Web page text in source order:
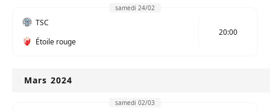
samedi 24/02
TSC
Étoile rouge
20:00
Mars 2024
samedi 02/03